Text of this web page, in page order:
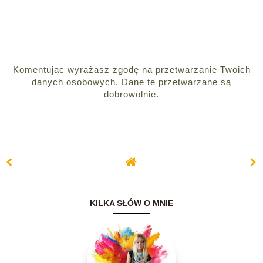
Komentując wyrażasz zgodę na przetwarzanie Twoich
danych osobowych. Dane te przetwarzane są
dobrowolnie.
KILKA SŁÓW O MNIE